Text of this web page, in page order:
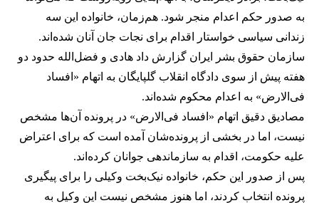
به صدور حکم اعدام منجر شود. هم‌زمان، خانواده این سه
زندانی سیاسی خواستار اقدام برای نجات جان آنان شده‌اند.
سازمان حقوق بشر ایران گزارش داد هادی و فضل‌الله حدود دو
هفته پیش از سوی دادگاه انقلاب گلپایگان به اتهام «افساد
فی‌الارض» به اعدام محکوم شده‌اند.
مصادیق دقیق اتهام «افساد فی‌الارض» در پرونده آن‌ها مشخص
نیست، اما در بخشی از پرونده‌شان آمده است که برای اعتراض
علیه حکومت، اقدام به سازماندهی جوانان کرده‌اند.
پس از صدور این حکم، خانواده نیک‌بخت وکیلی را برای پیگیری
پرونده انتخاب کردند، اما هنوز مشخص نیست این وکیل به